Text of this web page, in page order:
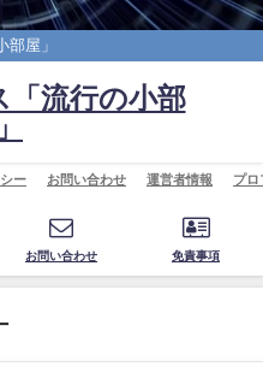
部屋」
「流行の小部
ー お問い合わせ 運営者情報 プロ
お問い合わせ 免責事項